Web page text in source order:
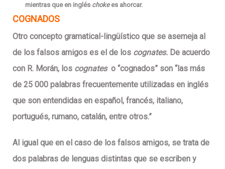
mientras que en inglés choke es ahorcar.
COGNADOS
Otro concepto gramatical-lingüístico que se asemeja al
de los falsos amigos es el de los cognates. De acuerdo
con R. Morán, los cognates o “cognados” son “las más
de 25 000 palabras frecuentemente utilizadas en inglés
que son entendidas en español, francés, italiano,
portugués, rumano, catalán, entre otros.”
Al igual que en el caso de los falsos amigos, se trata de
dos palabras de lenguas distintas que se escriben y